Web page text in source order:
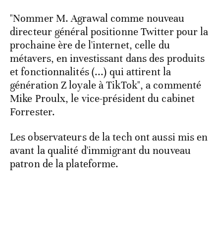
"Nommer M. Agrawal comme nouveau
directeur général positionne Twitter pour la
prochaine ère de l'internet, celle du
métavers, en investissant dans des produits
et fonctionnalités (...) qui attirent la
génération Z loyale à TikTok", a commenté
Mike Proulx, le vice-président du cabinet
Forrester.
Les observateurs de la tech ont aussi mis en
avant la qualité d'immigrant du nouveau
patron de la plateforme.